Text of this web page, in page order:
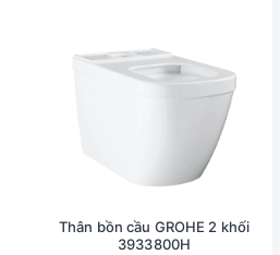
Thân bồn cầu GROHE 2 khối
3933800H